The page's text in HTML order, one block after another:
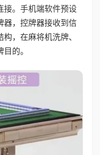
接。手机端软件预设
器，控牌器接收到信
，在麻将机洗牌、
的。